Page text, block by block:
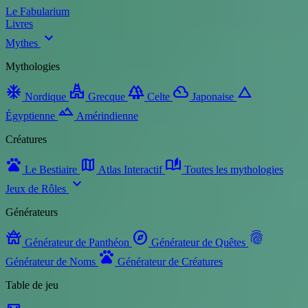
Le Fabularium
Livres
Mythes expand_more
Mythologies
ac_unit Nordique temple_hindu Grecque forest Celte filter_drama Japonaise change_history
Égyptienne landscape Amérindienne
Créatures
pets Le Bestiaire map Atlas Interactif auto_stories Toutes les mythologies
Jeux de Rôles expand_more
Générateurs
temple_buddhist Générateur de Panthéon explore Générateur de Quêtes fingerprint
Générateur de Noms pets Générateur de Créatures
Table de jeu